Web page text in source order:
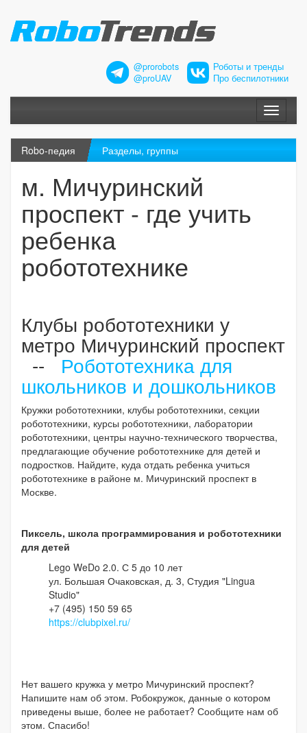
@prorobots
@proUAV
Роботы и тренды
Про беспилотники
Меню
Robo-педия Разделы, группы
м. Мичуринский
проспект - где учить
ребенка
робототехнике
Клубы робототехники у
метро Мичуринский проспект
-- Робототехника для
школьников и дошкольников
Кружки робототехники, клубы робототехники, секции
робототехники, курсы робототехники, лаборатории
робототехники, центры научно-технического творчества,
предлагающие обучение робототехнике для детей и
подростков. Найдите, куда отдать ребенка учиться
робототехнике в районе м. Мичуринский проспект в
Москве.
Пиксель, школа программирования и робототехники
для детей
Lego WeDo 2.0. С 5 до 10 лет
ул. Большая Очаковская, д. 3, Студия "Lingua
Studio"
+7 (495) 150 59 65
https://clubpixel.ru/
Нет вашего кружка у метро Мичуринский проспект?
Напишите нам об этом. Робокружок, данные о котором
приведены выше, более не работает? Сообщите нам об
этом. Спасибо!